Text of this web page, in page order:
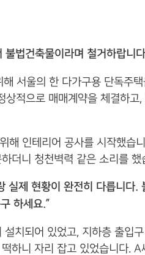
불법건축물이라며 철거하랍니
서울의 한 다가구용 단독주택
적으로 매매계약을 체결하고,
해 인테리어 공사를 시작했습
더니 청천벽력 같은 소리를 했
실제 현황이 완전히 다릅니다.
하세요.”
치되어 있었고, 지하층 출입구
하니 자리 잡고 있었습니다. A